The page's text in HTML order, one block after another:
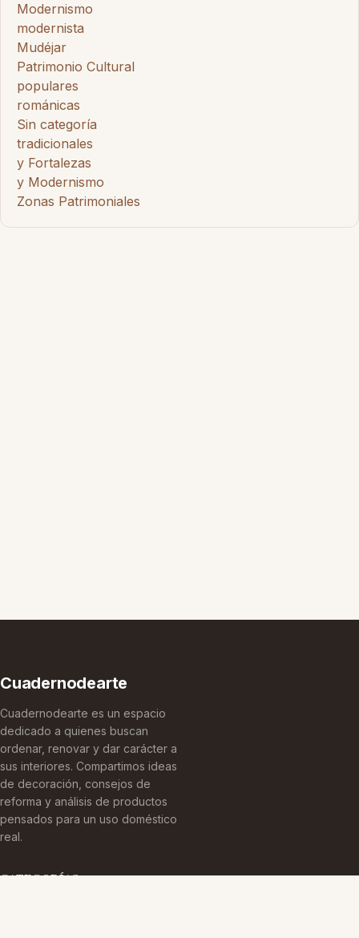
Modernismo
modernista
Mudéjar
Patrimonio Cultural
populares
románicas
Sin categoría
tradicionales
y Fortalezas
y Modernismo
Zonas Patrimoniales
Cuadernodearte
Cuadernodearte es un espacio
dedicado a quienes buscan
ordenar, renovar y dar carácter a
sus interiores. Compartimos ideas
de decoración, consejos de
reforma y análisis de productos
pensados para un uso doméstico
real.
CATEGORÍAS